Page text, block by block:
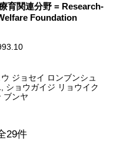
育関連分野 = Research-
Foundation
ジョセイ ロンブンシュ
ショウガイジ リョウイク
ブンヤ
29件